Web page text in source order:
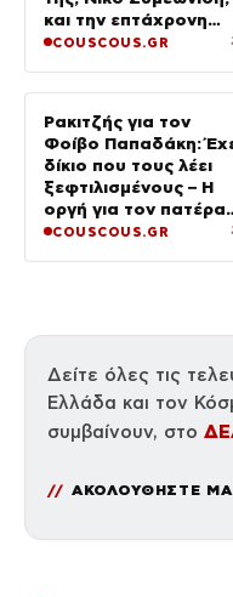
και την επτάχρονη
κόρη τους
COUSCOUS.GR
Ρακιτζής για τον
Φοίβο Παπαδάκη:
δίκιο που τους λέει
ξεφτιλισμένους – Η
οργή για τον πατέρα
του
COUSCOUS.GR
Δείτε όλες τις
Ελλάδα και τον
συμβαίνουν, στο
ΑΚΟΛΟΥΘΗΣΤΕ